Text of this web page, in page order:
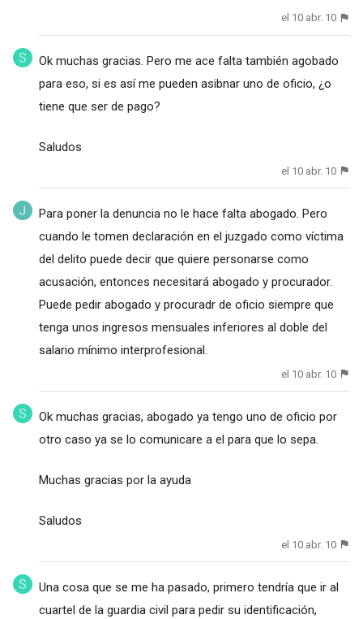
el 10 abr. 10
Ok muchas gracias. Pero me ace falta también agobado
para eso, si es así me pueden asibnar uno de oficio, ¿o
tiene que ser de pago?
Saludos
el 10 abr. 10
Para poner la denuncia no le hace falta abogado. Pero
cuando le tomen declaración en el juzgado como víctima
del delito puede decir que quiere personarse como
acusación, entonces necesitará abogado y procurador.
Puede pedir abogado y procuradr de oficio siempre que
tenga unos ingresos mensuales inferiores al doble del
salario mínimo interprofesional.
el 10 abr. 10
Ok muchas gracias, abogado ya tengo uno de oficio por
otro caso ya se lo comunicare a el para que lo sepa.
Muchas gracias por la ayuda
Saludos
el 10 abr. 10
Una cosa que se me ha pasado, primero tendría que ir al
cuartel de la guardia civil para pedir su identificación,